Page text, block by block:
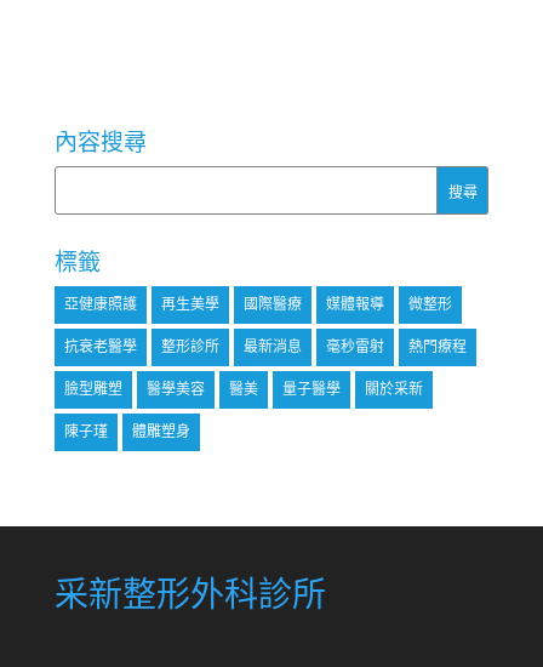
內容搜尋
標籤
亞健康照護 再生美學 國際醫療 媒體報導 微整形
抗衰老醫學 整形診所 最新消息 毫秒雷射 熱門療程
臉型雕塑 醫學美容 醫美 量子醫學 關於采新
陳子瑾 體雕塑身
采新整形外科診所